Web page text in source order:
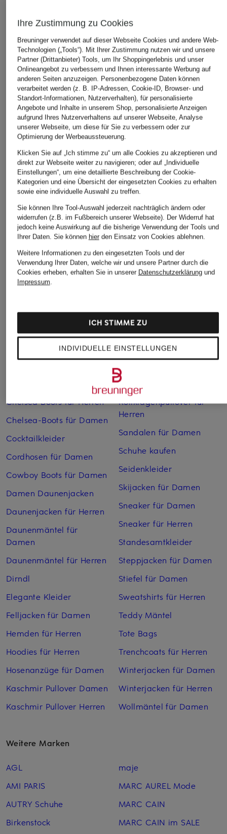
Juvia
Sweatshirt
ESMERALDA
119,99 €
BOSS
T-Shirt
89,95 €
+Aktionsrabatt
OPUS
Sweatshirt
38,99 €
Weitere Kategorien
Anzüge für Herren
Boots für Damen
Cabanjacken für Damen
Chelsea Boots für Herren
Chelsea-Boots für Damen
Cocktailkleider
Cordhosen für Damen
Cowboy Boots für Damen
Damen Daunenjacken
Daunenjacken für Herren
Daunenmäntel für
Damen
Daunenmäntel für Herren
Dirndl
Elegante Kleider
Felljacken für Damen
Hemden für Herren
Hoodies für Herren
Hosenanzüge für Damen
Kaschmir Pullover Damen
Kaschmir Pullover Herren
Lange Ballkleider
Lederjacken für Damen
Mäntel für Damen
Pullover für Damen
Rollkragenpullover für
Herren
Sandalen für Damen
Schuhe kaufen
Seidenkleider
Skijacken für Damen
Sneaker für Damen
Sneaker für Herren
Standesamtkleider
Steppjacken für Damen
Stiefel für Damen
Sweatshirts für Herren
Teddy Mäntel
Tote Bags
Trenchcoats für Herren
Winterjacken für Damen
Winterjacken für Herren
Wollmäntel für Damen
Weitere Marken
AGL
AMI PARIS
AUTRY Schuhe
Birkenstock
maje
MARC AUREL Mode
MARC CAIN
MARC CAIN im SALE
Ihre Zustimmung zu Cookies
Breuninger verwendet auf dieser Webseite Cookies und andere Web-
Technologien („Tools“). Mit Ihrer Zustimmung nutzen wir und unsere
Partner (Drittanbieter) Tools, um Ihr Shoppingerlebnis und unser
Onlineangebot zu verbessern und Ihnen interessante Werbung auf
anderen Seiten anzuzeigen. Personenbezogene Daten können
verarbeitet werden (z. B. IP-Adressen, Cookie-ID, Browser- und
Standort-Informationen, Nutzerverhalten), für personalisierte
Angebote und Inhalte in unserem Shop, personalisierte Anzeigen
aufgrund Ihres Nutzerverhaltens auf unserer Webseite, Analyse
unserer Webseite, um diese für Sie zu verbessern oder zur
Optimierung der Werbeaussteuerung.
Klicken Sie auf „Ich stimme zu“ um alle Cookies zu akzeptieren und
direkt zur Webseite weiter zu navigieren; oder auf „Individuelle
Einstellungen“, um eine detaillierte Beschreibung der Cookie-
Kategorien und eine Übersicht der eingesetzten Cookies zu erhalten
sowie eine individuelle Auswahl zu treffen.
Sie können Ihre Tool-Auswahl jederzeit nachträglich ändern oder
widerrufen (z.B. im Fußbereich unserer Webseite). Der Widerruf hat
jedoch keine Auswirkung auf die bisherige Verwendung der Tools und
Ihrer Daten. Sie können hierden Einsatz von Cookies ablehnen.
Weitere Informationen zu den eingesetzten Tools und der
Verwendung Ihrer Daten, welche wir und unsere Partner durch die
Cookies erheben, erhalten Sie in unserer Datenschutzerklärungund
Impressum.
INDIVIDUELLE EINSTELLUNGEN
ICH STIMME ZU